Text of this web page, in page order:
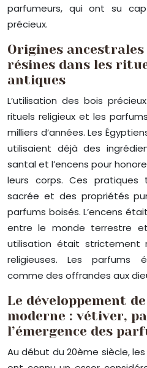
parfumeurs, qui ont su
précieux.
Origines
résines dans les
antiques
L’utilisation des bois
rituels religieux et les
milliers d’années. Les
utilisaient déjà des
santal et l’encens pour
leurs corps. Ces
sacrée et des propriétés
parfums boisés. L’encens
entre le monde terrestre
utilisation était strictement
religieuses. Les parfums
comme des offrandes aux
Le développement
moderne : vétiver,
l’émergence des
Au début du 20ème siècle,